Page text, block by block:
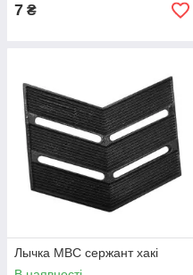
7 ₴
Лычка МВС сержант хакі